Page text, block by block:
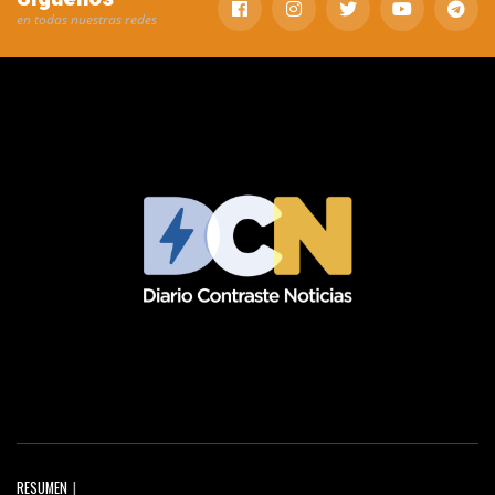
en todas nuestras redes
RESUMEN